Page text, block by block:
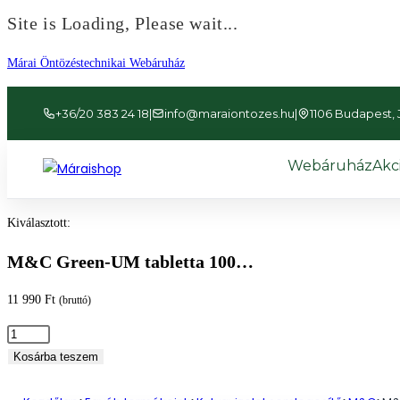
Site is Loading, Please wait...
Ugrás
a
tartalomhoz
Márai Öntözéstechnikai Webáruház
+36/20 383 24 18| info@maraiontozes.hu| 1106 Budapest,
Webáruház
Kiválasztott:
M&C Green-UM tabletta 100…
11 990 Ft (bruttó)
M&C
Green-
Kosárba teszem